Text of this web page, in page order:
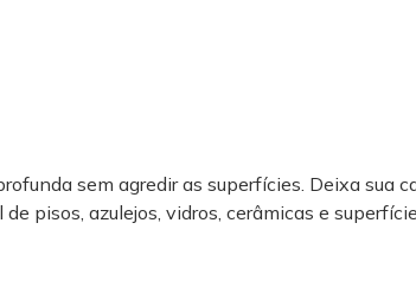
sem agredir as superfícies. Deixa sua
pisos, azulejos, vidros, cerâmicas e